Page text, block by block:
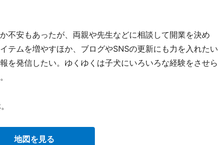
不安もあったが、両親や先生などに相談して開業を決め
テムを増やすほか、ブログやSNSの更新にも力を入れたい
を発信したい。ゆくゆくは子犬にいろいろな経験をさせら
地図を見る